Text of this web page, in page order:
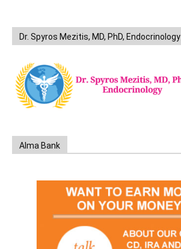
Dr. Spyros Mezitis, MD, PhD, Endocrinology
Alma Bank